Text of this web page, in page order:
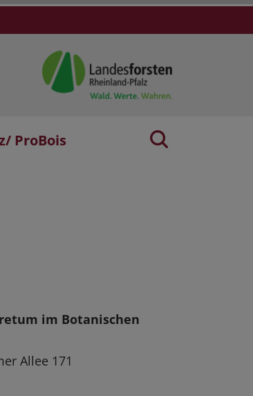
ProBois
im Botanischen
Allee 171